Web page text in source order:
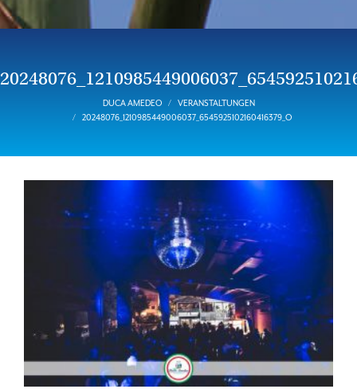
DUCA AMEDEO
VERANSTALTUNGEN
20248076_1210985449006037_6545925102160416379_O